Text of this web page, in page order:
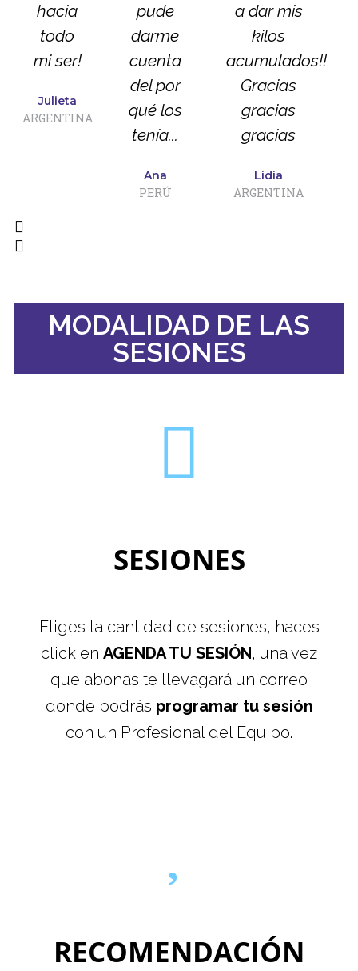
hacia
todo
mi ser!
Julieta
ARGENTINA
pude
darme
cuenta
del por
qué los
tenía...
Ana
PERÚ
a dar mis
kilos
acumulados!!!
Gracias
gracias
gracias
Lidia
ARGENTINA
MODALIDAD DE LAS
SESIONES
SESIONES
Eliges la cantidad de sesiones, haces
click en AGENDA TU SESIÓN, una vez
que abonas te llevagará un correo
donde podrás programar tu sesión
con un Profesional del Equipo.
RECOMENDACIÓN